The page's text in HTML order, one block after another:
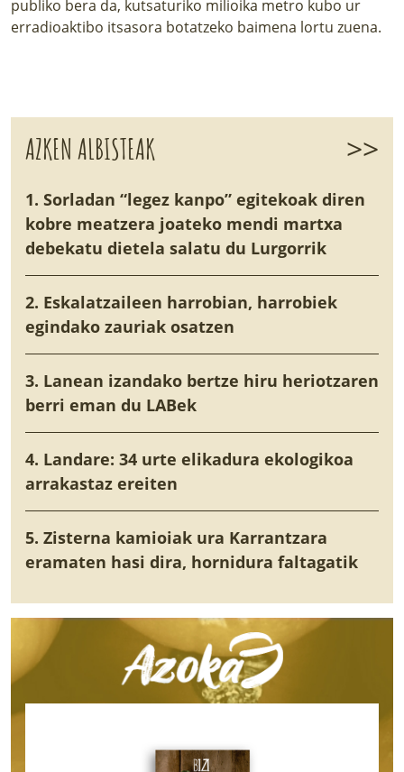
publiko bera da, kutsaturiko milioika metro kubo ur
erradioaktibo itsasora botatzeko baimena lortu zuena.
AZKEN ALBISTEAK >>
1. Sorladan “legez kanpo” egitekoak diren
kobre meatzera joateko mendi martxa
debekatu dietela salatu du Lurgorrik
2. Eskalatzaileen harrobian, harrobiek
egindako zauriak osatzen
3. Lanean izandako bertze hiru heriotzaren
berri eman du LABek
4. Landare: 34 urte elikadura ekologikoa
arrakastaz ereiten
5. Zisterna kamioiak ura Karrantzara
eramaten hasi dira, hornidura faltagatik